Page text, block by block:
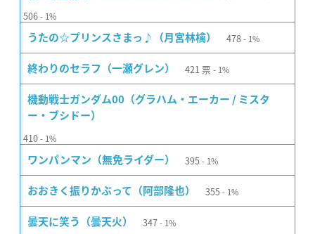
506 1%
うたの☆プリンスさまっ♪（月宮林檎） 478 1%
終わりのセラフ（一瀬グレン） 421 票 1%
機動戦士ガンダム00（グラハム・エーカー / ミスタ
ー・ブシドー）
410 1%
ワンパンマン（無免ライダー） 395 1%
おおきく振りかぶって（阿部隆也） 355 1%
曇天に笑う（曇天火） 347 1%